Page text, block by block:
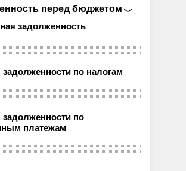
перед бюджетом
задолженность
задолженности по налогам
задолженности по
платежам